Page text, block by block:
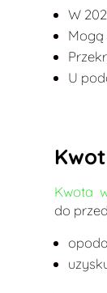
W
Mogą
U
Kwota
do